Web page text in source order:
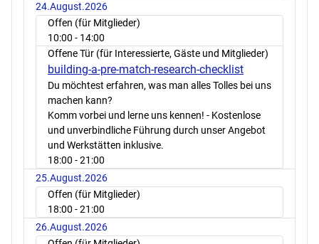
24.August.2026
Offen (für Mitglieder)
10:00 - 14:00
Offene Tür (für Interessierte, Gäste und Mitglieder)
building-a-pre-match-research-checklist
Du möchtest erfahren, was man alles Tolles bei uns
machen kann?
Komm vorbei und lerne uns kennen! - Kostenlose
und unverbindliche Führung durch unser Angebot
und Werkstätten inklusive.
18:00 - 21:00
25.August.2026
Offen (für Mitglieder)
18:00 - 21:00
26.August.2026